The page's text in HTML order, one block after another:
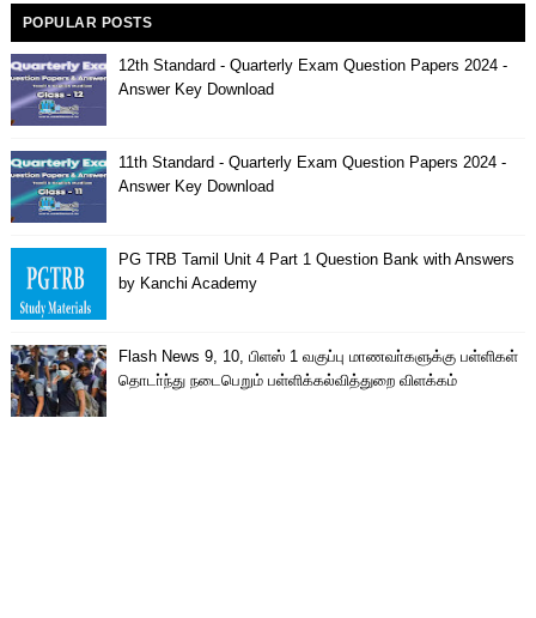
POPULAR POSTS
12th Standard - Quarterly Exam Question Papers 2024 -
Answer Key Download
11th Standard - Quarterly Exam Question Papers 2024 -
Answer Key Download
PG TRB Tamil Unit 4 Part 1 Question Bank with Answers
by Kanchi Academy
Flash News 9, 10, பிளஸ் 1 வகுப்பு மாணவா்களுக்கு பள்ளிகள்
தொடா்ந்து நடைபெறும் பள்ளிக்கல்வித்துறை விளக்கம்